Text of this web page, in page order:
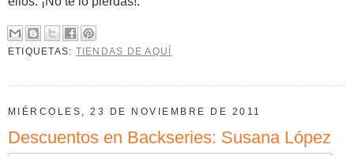
ETIQUETAS: TIENDAS DE AQUÍ
MIÉRCOLES, 23 DE NOVIEMBRE DE 2011
Descuentos en Backseries: Susana López